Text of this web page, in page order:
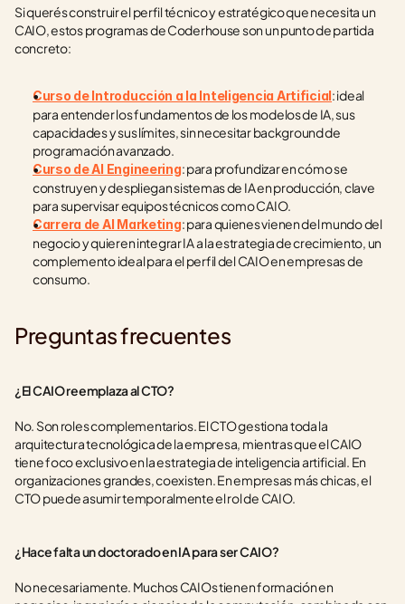
Si querés construir el perfil técnico y estratégico que necesita un
CAIO, estos programas de Coderhouse son un punto de partida
concreto:
Curso de Introducción a la Inteligencia Artificial: ideal
para entender los fundamentos de los modelos de IA, sus
capacidades y sus límites, sin necesitar background de
programación avanzado.
Curso de AI Engineering: para profundizar en cómo se
construyen y despliegan sistemas de IA en producción, clave
para supervisar equipos técnicos como CAIO.
Carrera de AI Marketing: para quienes vienen del mundo del
negocio y quieren integrar IA a la estrategia de crecimiento, un
complemento ideal para el perfil del CAIO en empresas de
consumo.
Preguntas frecuentes
¿El CAIO reemplaza al CTO?
No. Son roles complementarios. El CTO gestiona toda la
arquitectura tecnológica de la empresa, mientras que el CAIO
tiene foco exclusivo en la estrategia de inteligencia artificial. En
organizaciones grandes, coexisten. En empresas más chicas, el
CTO puede asumir temporalmente el rol de CAIO.
¿Hace falta un doctorado en IA para ser CAIO?
No necesariamente. Muchos CAIOs tienen formación en